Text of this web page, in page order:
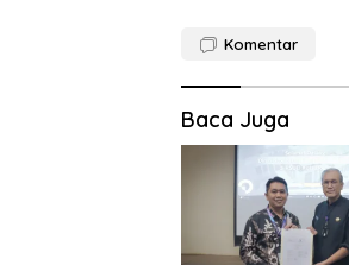
Komentar
Baca Juga